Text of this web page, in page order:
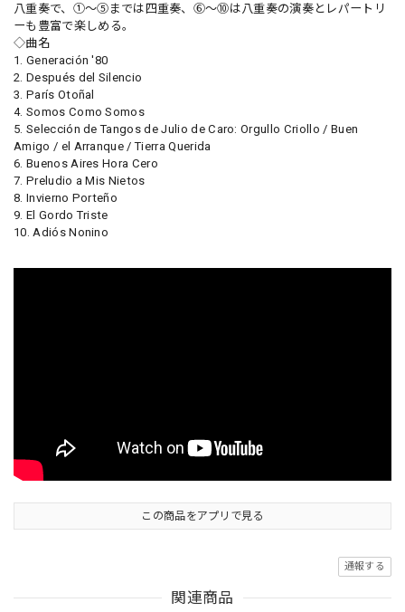
八重奏で、①〜⑤までは四重奏、⑥〜⑩は八重奏の演奏とレパートリ
ーも豊富で楽しめる。
◇曲名
1. Generación '80
2. Después del Silencio
3. París Otoñal
4. Somos Como Somos
5. Selección de Tangos de Julio de Caro: Orgullo Criollo / Buen
Amigo / el Arranque / Tierra Querida
6. Buenos Aires Hora Cero
7. Preludio a Mis Nietos
8. Invierno Porteño
9. El Gordo Triste
10. Adiós Nonino
この商品をアプリで見る
通報する
関連商品